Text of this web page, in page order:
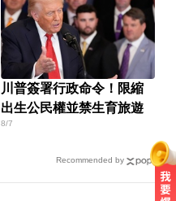
川普簽署行政命令！限縮
出生公民權並禁生育旅遊
8/7
Recommended by